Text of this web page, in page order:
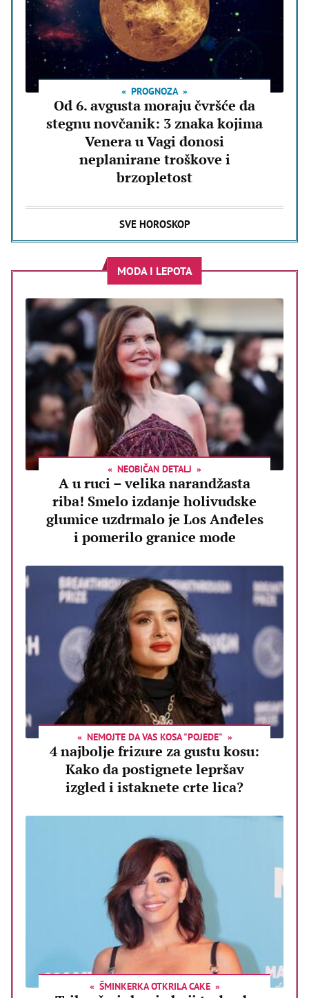
PROGNOZA
Od 6. avgusta moraju čvršće da
stegnu novčanik: 3 znaka kojima
Venera u Vagi donosi
neplanirane troškove i
brzopletost
SVE HOROSKOP
MODA I LEPOTA
NEOBIČAN DETALJ
A u ruci – velika narandžasta
riba! Smelo izdanje holivudske
glumice uzdrmalo je Los Anđeles
i pomerilo granice mode
NEMOJTE DA VAS KOSA "POJEDE"
4 najbolje frizure za gustu kosu:
Kako da postignete lepršav
izgled i istaknete crte lica?
ŠMINKERKA OTKRILA CAKE